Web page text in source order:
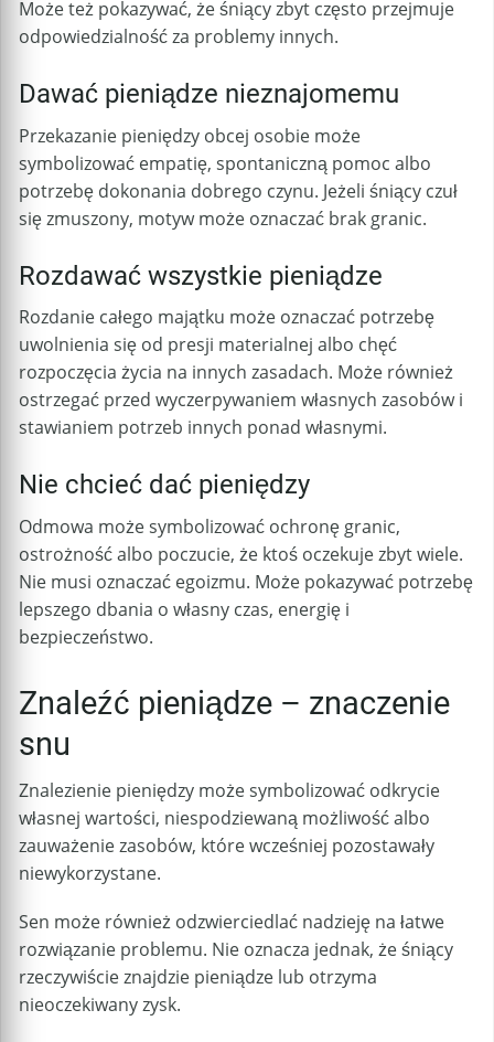
Może też pokazywać, że śniący zbyt często przejmuje
odpowiedzialność za problemy innych.
Dawać pieniądze nieznajomemu
Przekazanie pieniędzy obcej osobie może
symbolizować empatię, spontaniczną pomoc albo
potrzebę dokonania dobrego czynu. Jeżeli śniący czuł
się zmuszony, motyw może oznaczać brak granic.
Rozdawać wszystkie pieniądze
Rozdanie całego majątku może oznaczać potrzebę
uwolnienia się od presji materialnej albo chęć
rozpoczęcia życia na innych zasadach. Może również
ostrzegać przed wyczerpywaniem własnych zasobów i
stawianiem potrzeb innych ponad własnymi.
Nie chcieć dać pieniędzy
Odmowa może symbolizować ochronę granic,
ostrożność albo poczucie, że ktoś oczekuje zbyt wiele.
Nie musi oznaczać egoizmu. Może pokazywać potrzebę
lepszego dbania o własny czas, energię i
bezpieczeństwo.
Znaleźć pieniądze – znaczenie
snu
Znalezienie pieniędzy może symbolizować odkrycie
własnej wartości, niespodziewaną możliwość albo
zauważenie zasobów, które wcześniej pozostawały
niewykorzystane.
Sen może również odzwierciedlać nadzieję na łatwe
rozwiązanie problemu. Nie oznacza jednak, że śniący
rzeczywiście znajdzie pieniądze lub otrzyma
nieoczekiwany zysk.